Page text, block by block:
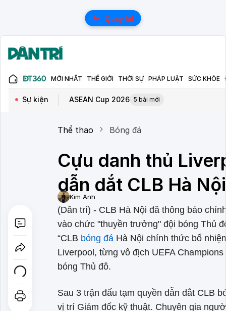
Quay lui